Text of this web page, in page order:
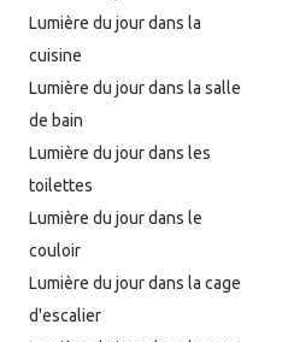
Lumière du jour dans la
cuisine
Lumière du jour dans la salle
de bain
Lumière du jour dans les
toilettes
Lumière du jour dans le
couloir
Lumière du jour dans la cage
d'escalier